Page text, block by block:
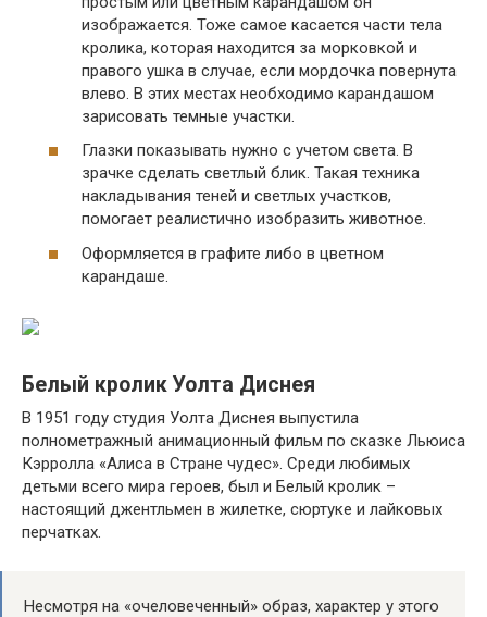
изображается. Тоже самое касается части тела
кролика, которая находится за морковкой и
правого ушка в случае, если мордочка повернута
влево. В этих местах необходимо карандашом
зарисовать темные участки.
Глазки показывать нужно с учетом света. В
зрачке сделать светлый блик. Такая техника
накладывания теней и светлых участков,
помогает реалистично изобразить животное.
Оформляется в графите либо в цветном
карандаше.
Белый кролик Уолта Диснея
В 1951 году студия Уолта Диснея выпустила
полнометражный анимационный фильм по сказке Льюиса
Кэрролла «Алиса в Стране чудес». Среди любимых
детьми всего мира героев, был и Белый кролик –
настоящий джентльмен в жилетке, сюртуке и лайковых
перчатках.
Несмотря на «очеловеченный» образ, характер у этого